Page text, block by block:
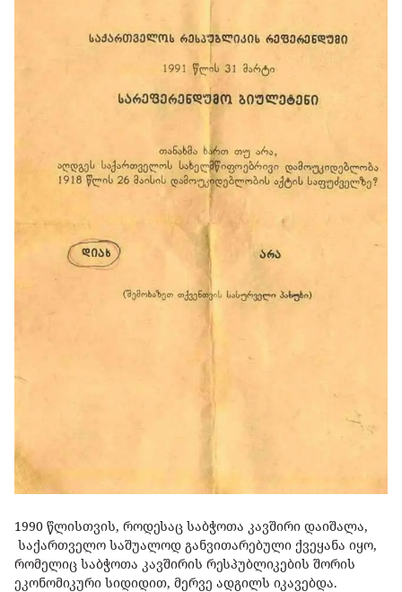
1990 წლისთვის, როდესაც საბჭოთა კავშირი დაიშალა,
საქართველო საშუალოდ განვითარებული ქვეყანა იყო,
რომელიც საბჭოთა კავშირის რესპუბლიკების შორის
ეკონომიკური სიდიდით, მერვე ადგილს იკავებდა.